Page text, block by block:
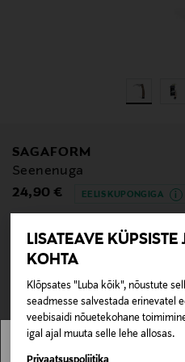
LISATEAVE
KOHTA
Klõpsates "Luba kõik", nõustute
seadmesse salvestada erinevatel
veebisaidi nõuetekohane
igal ajal muuta selle lehe allosas.
SAGAFORM
Seenenuga
Original Price
24,90 € EELIS KUPONGIGA
Pole saadaval kaubamajas ja
null